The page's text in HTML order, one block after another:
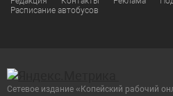
Расписание автобусов
Сетевое издание «Копейский рабочий